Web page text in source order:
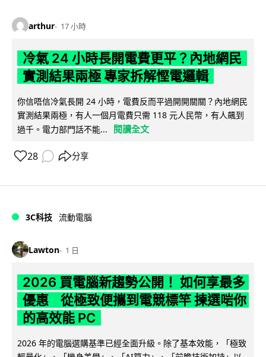
arthur 17 小時
冷氣 24 小時長開電費更平？內地網民
實測結果兩極 專家拆解慳電邏輯
你信唔信冷氣長開 24 小時，電費反而平過開開關關？內地網民
實測結果兩極，有人一個月電費只需 118 元人民幣，有人飆到
過千。電力部門話不能...
閱讀全文
28 分享
3C科技 流動電腦
Lawton 1 日
2026 買電腦新趨勢公開！ 如何享最多
優惠 從極致便攜到電競標竿 揀選啱你
的高效能 PC
2026 年的電腦選購基準已經全面升級。除了基本效能，「極致